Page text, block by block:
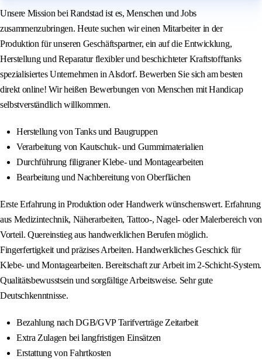
Unsere Mission bei Randstad ist es, Menschen und Jobs
zusammenzubringen. Heute suchen wir einen Mitarbeiter in der
Produktion für unseren Geschäftspartner, ein auf die Entwicklung,
Herstellung und Reparatur flexibler und beschichteter Kraftstofftanks
spezialisiertes Unternehmen in Alsdorf. Bewerben Sie sich am besten
direkt online! Wir heißen Bewerbungen von Menschen mit Handicap
selbstverständlich willkommen.
Herstellung von Tanks und Baugruppen
Verarbeitung von Kautschuk- und Gummimaterialien
Durchführung filigraner Klebe- und Montagearbeiten
Bearbeitung und Nachbereitung von Oberflächen
Erste Erfahrung in Produktion oder Handwerk wünschenswert. Erfahrung
aus Medizintechnik, Näherarbeiten, Tattoo-, Nagel- oder Malerbereich von
Vorteil. Quereinstieg aus handwerklichen Berufen möglich.
Fingerfertigkeit und präzises Arbeiten. Handwerkliches Geschick für
Klebe- und Montagearbeiten. Bereitschaft zur Arbeit im 2-Schicht-System.
Qualitätsbewusstsein und sorgfältige Arbeitsweise. Sehr gute
Deutschkenntnisse.
Bezahlung nach DGB/GVP Tarifverträge Zeitarbeit
Extra Zulagen bei langfristigen Einsätzen
Erstattung von Fahrtkosten